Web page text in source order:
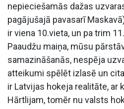
nepieciešamās dažas
pagājušajā pavasarī
ir viena 10.vieta, un pa trim
Paaudžu maiņa, mūsu
samazināšanās, nespēja
atteikumi spēlēt izlasē un
ir Latvijas hokeja realitāte, ar
Hārtlijam, tomēr nu valsts